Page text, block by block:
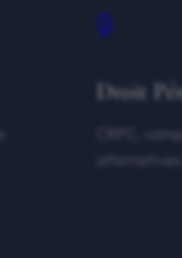
🔒
Droit